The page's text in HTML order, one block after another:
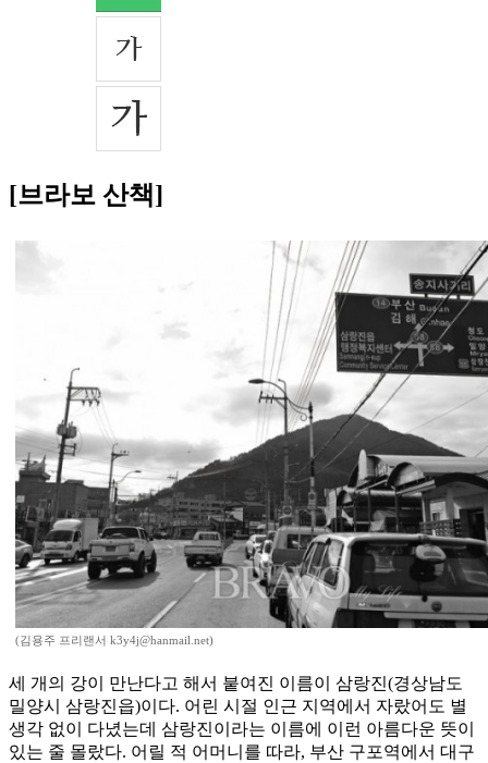
[브라보 산책]
(김용주 프리랜서 k3y4j@hanmail.net)
세 개의 강이 만난다고 해서 붙여진 이름이 삼랑진(경상남도
밀양시 삼랑진읍)이다. 어린 시절 인근 지역에서 자랐어도 별
생각 없이 다녔는데 삼랑진이라는 이름에 이런 아름다운 뜻이
있는 줄 몰랐다. 어릴 적 어머니를 따라, 부산 구포역에서 대구